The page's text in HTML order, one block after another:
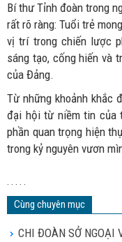
Bí thư Tỉnh đoàn trong
rất rõ ràng: Tuổi trẻ
vị trí trong chiến lược
sáng tạo, cống hiến và
của Đảng.
Từ những khoảnh khắc
đại hội từ niềm tin của
phần quan trọng hiện
trong kỷ nguyên vươn
. . . . .
Cùng chuyên mục
CHI ĐOÀN SỞ NGOẠI